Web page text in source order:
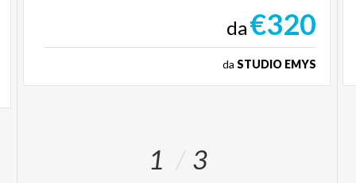
da€320
daSTUDIO EMYS
1 3